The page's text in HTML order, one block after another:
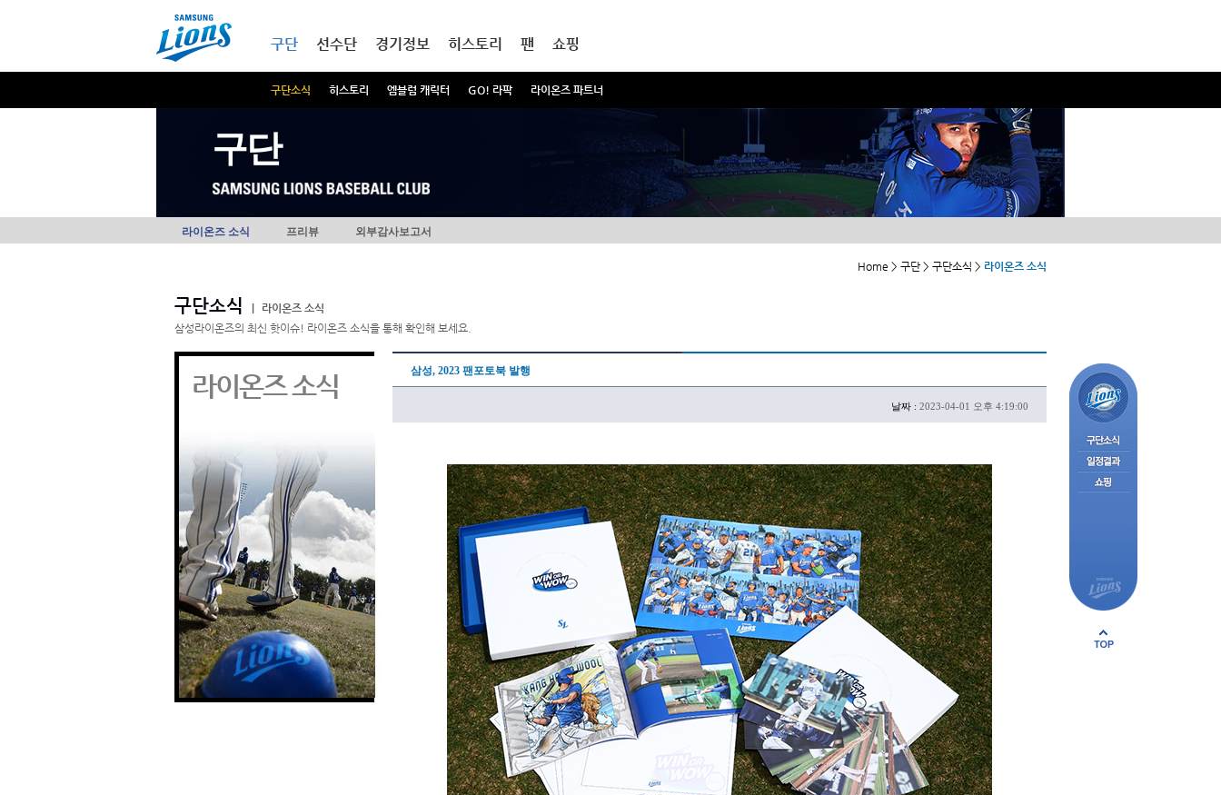
구단
구단소식 히스토리 엠블럼 캐릭터 GO! 라팍 라이온즈 파트너
선수단 경기정보 히스토리 팬 쇼핑
구단
라이온즈 소식 프리뷰 외부감사보고서
Home > 구단 > 구단소식 > 라이온즈 소식
구단소식
라이온즈 소식
삼성라이온즈의 최신 핫이슈! 라이온즈 소식을 통해 확인해 보세요.
라이온즈 소식 삼성, 2023 팬포토북 발행
날짜 : 2023-04-01 오후 4:19:00